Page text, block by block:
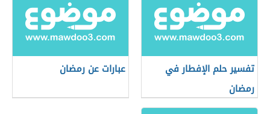
تفسير حلم الإفطار في
رمضان
عبارات عن رمضان